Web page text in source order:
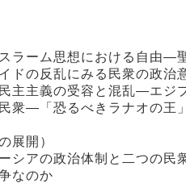
ラーム思想における自由―
の反乱にみる民衆の政治
主主義の受容と混乱―エジ
衆―「恐るべきラナオの王
展開）
シアの政治体制と二つの民
なのか